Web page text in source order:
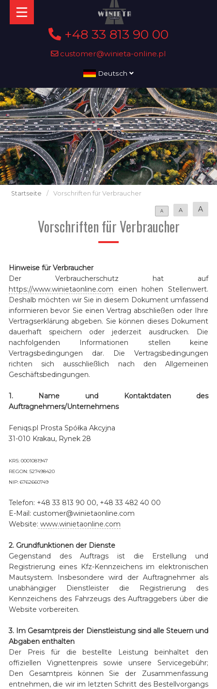
+48 33 813 90 00
customer@winieta-online.pl
Deutsch
Startseite / Vorschriften für Verbraucher
A A A
Vorschriften für Verbraucher
Hinweise für Verbraucher
Der Verbraucherschutz hat auf
https://www.winietaonline.com einen hohen Stellenwert.
Deshalb möchten wir Sie in diesem Dokument umfassend
informieren bevor Sie einen Vertrag abschließen oder Ihre
Vertragserklärung abgeben. Sie können dieses Dokument
dauerhaft speichern oder jederzeit ausdrucken. Die
nachfolgenden Informationen stellen keine
Vertragsbedingungen dar. Die Vertragsbedingungen
richten sich ausschließlich nach den Allgemeinen
Geschäftsbedingungen.
1. Name und Kontaktdaten des
Auftragnehmers/Unternehmens
Feniqs.pl Prosta Spółka Akcyjna
31-010 Krakau, Rynek 28
KRS: 0001081947
REGON: 527498420
NIP: 6762660749
Telefon: +48 33 813 90 00, +48 33 482 40 00
E-Mail: customer@winietaonline.com
Website: www.winietaonline.com
2. Grundfunktionen der Dienste
Gegenstand des Auftrags ist die Erstellung und
Registrierung eines Kfz-Kennzeichens im elektronischen
Mautsystem. Insbesondere wird der Auftragnehmer als
unabhängiger Dienstleister die Registrierung des
Kennzeichens des Fahrzeugs des Auftraggebers über die
Website vorbereiten.
3. Im Gesamtpreis der Dienstleistung sind alle Steuern und
Abgaben enthalten
Der Preis für die bestellte Leistung beinhaltet den
offiziellen Vignettenpreis sowie unsere Servicegebühr;
Den Gesamtpreis können Sie der Zusammenfassung
entnehmen, die wir im letzten Schritt des Bestellvorgangs